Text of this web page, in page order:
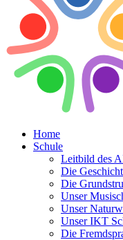
Home
Schule
Leitbild des
Die
Die
Unser
Unser
Unser IKT
Die